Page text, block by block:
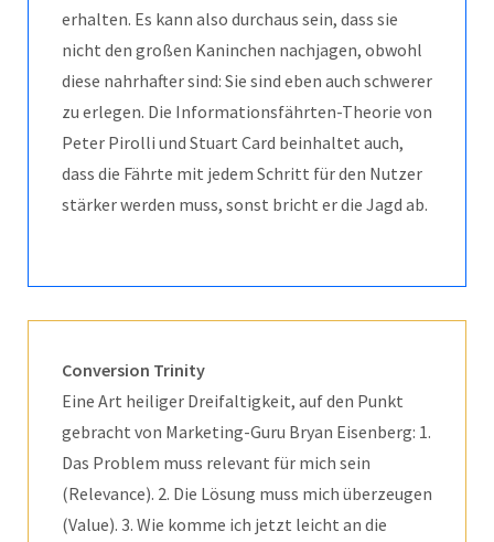
erhalten. Es kann also durchaus sein, dass sie
nicht den großen Kaninchen nachjagen, obwohl
diese nahrhafter sind: Sie sind eben auch schwerer
zu erlegen. Die Informationsfährten-Theorie von
Peter Pirolli und Stuart Card beinhaltet auch,
dass die Fährte mit jedem Schritt für den Nutzer
stärker werden muss, sonst bricht er die Jagd ab.
Conversion Trinity
Eine Art heiliger Dreifaltigkeit, auf den Punkt
gebracht von Marketing-Guru Bryan Eisenberg: 1.
Das Problem muss relevant für mich sein
(Relevance). 2. Die Lösung muss mich überzeugen
(Value). 3. Wie komme ich jetzt leicht an die